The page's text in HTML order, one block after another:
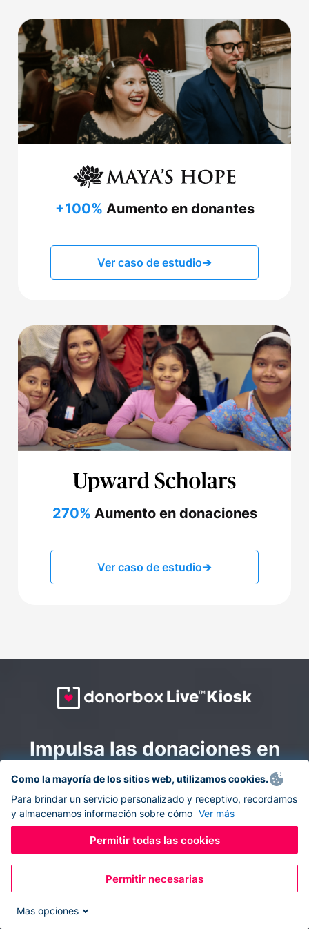
+100% Aumento en donantes
Ver caso de estudio➔
270% Aumento en donaciones
Ver caso de estudio➔
Impulsa las donaciones en
todas partes: combina la
recaudación de fondos en
línea y en el sitio con
Donorbox Live Kiosk.
Convierte tu tableta en un quiosco de donaciones y
recolecta donaciones sin efectivo durante eventos, en
Como la mayoría de los sitios web, utilizamos cookies.
Para brindar un servicio personalizado y receptivo, recordamos
y almacenamos información sobre cómo Ver más
Permitir todas las cookies
Permitir necesarias
Mas opciones